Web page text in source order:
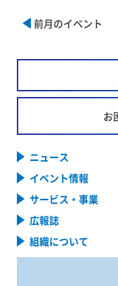
前月のイベント
お
ニュース
イベント情報
サービス・事業
広報誌
組織について